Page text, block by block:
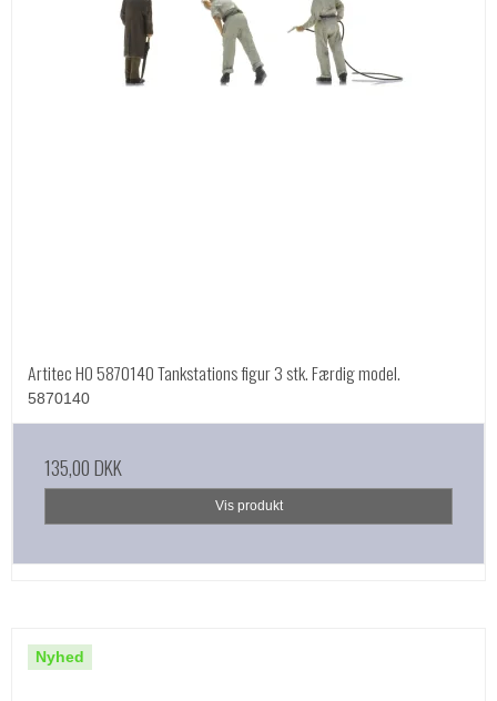
Artitec HO 5870140 Tankstations figur 3 stk. Færdig model.
5870140
135,00 DKK
Vis produkt
Nyhed